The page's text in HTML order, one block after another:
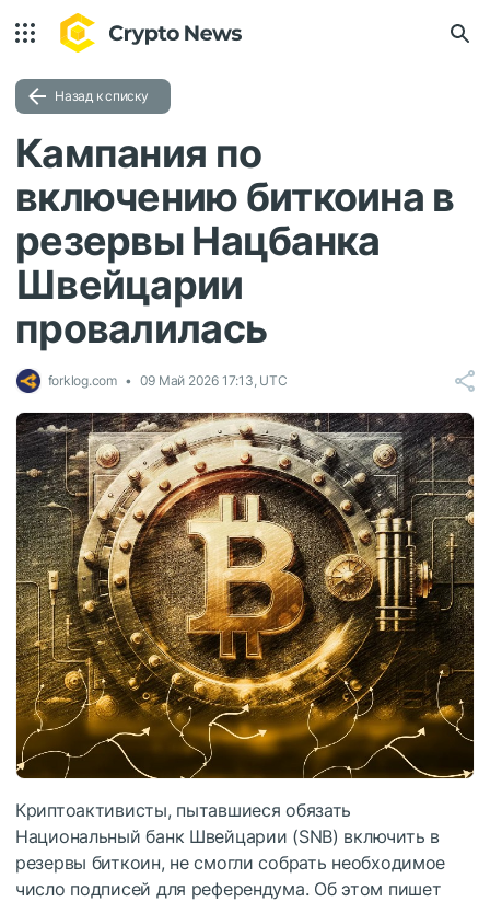
Назад к списку
Кампания по
включению биткоина в
резервы Нацбанка
Швейцарии
провалилась
forklog.com 09 Май 2026 17:13, UTC
Криптоактивисты, пытавшиеся обязать
Национальный банк Швейцарии (SNB) включить в
резервы биткоин, не смогли собрать необходимое
число подписей для референдума. Об этом пишет